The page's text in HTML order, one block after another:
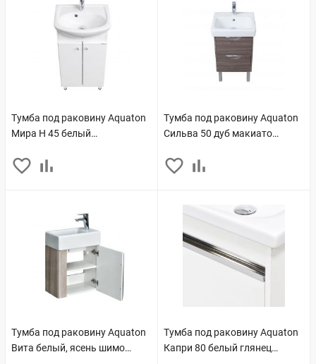
Тумба под раковину Aquaton
Мира Н 45 белый
Тумба под раковину Aquaton
Сильва 50 дуб макиато
Тумба под раковину Aquaton
Вита белый, ясень шимо
Тумба под раковину Aquaton
Капри 80 белый глянец